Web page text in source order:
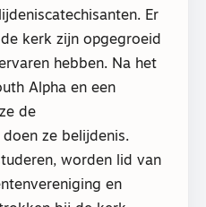
Er
kerk zijn opgegroeid
hebben. Na het
Alpha en een
de
ze belijdenis.
worden lid van
en